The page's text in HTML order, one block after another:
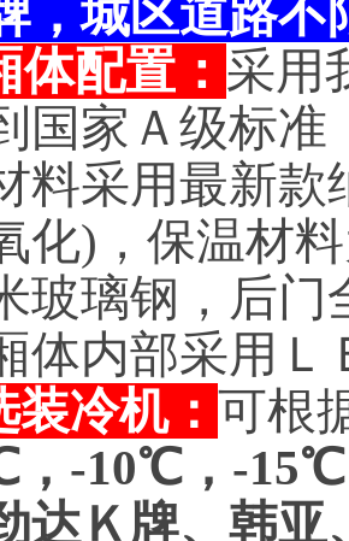
，城区道路不
体配置： 采用
国家Ａ级标准
料采用最新
化)，保温材
玻璃钢，后
体内部采用
冷机： 可根
，-10℃，-
达Ｋ牌、韩